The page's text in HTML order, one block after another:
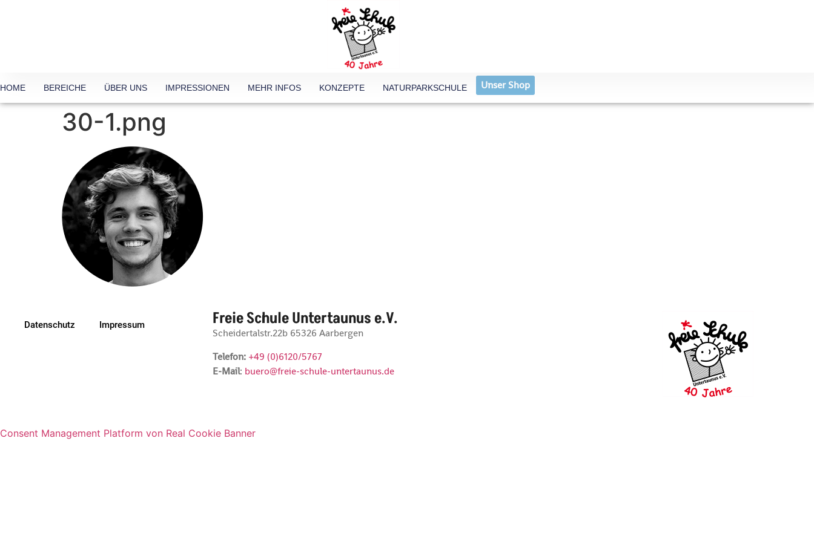
Unser Shop
HOME BEREICHE ÜBER UNS IMPRESSIONEN MEHR INFOS KONZEPTE NATURPARKSCHULE
30-1.png
Datenschutz Impressum Freie Schule Untertaunus e.V.
Scheidertalstr.22b 65326 Aarbergen
Telefon: +49 (0)6120/5767
E-Mail: buero@freie-schule-untertaunus.de
Consent Management Platform von Real Cookie Banner